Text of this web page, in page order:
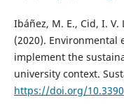
Ibáñez, M. E., Cid, I. V.
(2020).
implement the
university context.
https://doi.org/